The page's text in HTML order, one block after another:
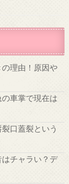
理由！原因や
車掌で現在は
口蓋裂という
チャラい？デ